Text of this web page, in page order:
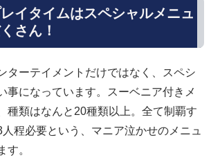
イタイムはスペシャルメニュ
さん！
ターテイメントだけではなく、スペシ
事になっています。スーベニア付きメ
種類はなんと20種類以上。全て制覇す
程必要という、マニア泣かせのメニュ
す。